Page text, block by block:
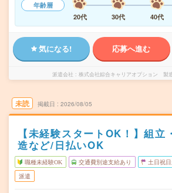
年齢層
20代
30代 40代
気になる! 応募へ進む
派遣会社 株式会社綜合キャリアオプション 製
未読 掲載日 2026/08/05
【未経験スタートOK！】組立
造など/日払いOK
職種未経験OK 交通費別途支給あり 土日祝
派遣